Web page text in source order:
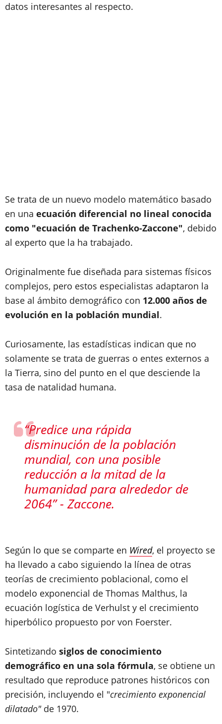
datos interesantes al respecto.
Se trata de un nuevo modelo matemático basado
en una ecuación diferencial no lineal conocida
como "ecuación de Trachenko-Zaccone", debido
al experto que la ha trabajado.
Originalmente fue diseñada para sistemas físicos
complejos, pero estos especialistas adaptaron la
base al ámbito demográfico con 12.000 años de
evolución en la población mundial.
Curiosamente, las estadísticas indican que no
solamente se trata de guerras o entes externos a
la Tierra, sino del punto en el que desciende la
tasa de natalidad humana.
“Predice una rápida
disminución de la población
mundial, con una posible
reducción a la mitad de la
humanidad para alrededor de
2064” - Zaccone.
Según lo que se comparte en Wired, el proyecto se
ha llevado a cabo siguiendo la línea de otras
teorías de crecimiento poblacional, como el
modelo exponencial de Thomas Malthus, la
ecuación logística de Verhulst y el crecimiento
hiperbólico propuesto por von Foerster.
Sintetizando siglos de conocimiento
demográfico en una sola fórmula, se obtiene un
resultado que reproduce patrones históricos con
precisión, incluyendo el "crecimiento exponencial
dilatado" de 1970.